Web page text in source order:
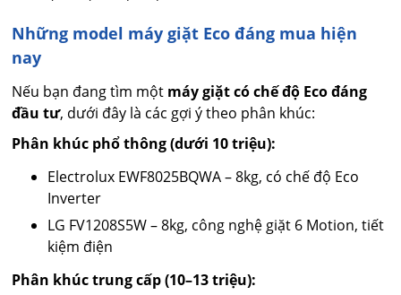
Những model máy giặt Eco đáng mua hiện
nay
Nếu bạn đang tìm một máy giặt có chế độ Eco đáng
đầu tư, dưới đây là các gợi ý theo phân khúc:
Phân khúc phổ thông (dưới 10 triệu):
Electrolux EWF8025BQWA – 8kg, có chế độ Eco
Inverter
LG FV1208S5W – 8kg, công nghệ giặt 6 Motion, tiết
kiệm điện
Phân khúc trung cấp (10–13 triệu):